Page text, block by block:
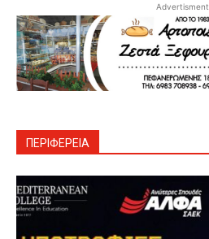
Advertisment
ΠΕΡΙΦΕΡΕΙΑ